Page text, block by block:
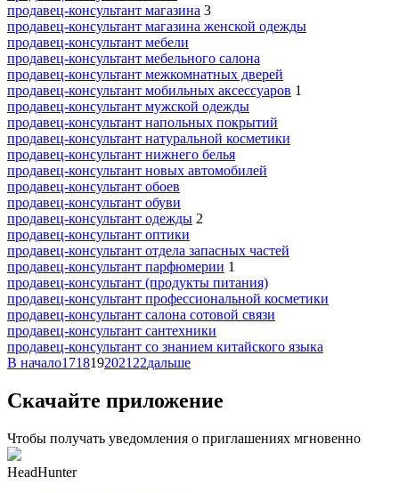
продавец-консультант магазина 3
продавец-консультант магазина женской одежды
продавец-консультант мебели
продавец-консультант мебельного салона
продавец-консультант межкомнатных дверей
продавец-консультант мобильных аксессуаров 1
продавец-консультант мужской одежды
продавец-консультант напольных покрытий
продавец-консультант натуральной косметики
продавец-консультант нижнего белья
продавец-консультант новых автомобилей
продавец-консультант обоев
продавец-консультант обуви
продавец-консультант одежды 2
продавец-консультант оптики
продавец-консультант отдела запасных частей
продавец-консультант парфюмерии 1
продавец-консультант (продукты питания)
продавец-консультант профессиональной косметики
продавец-консультант салона сотовой связи
продавец-консультант сантехники
продавец-консультант со знанием китайского языка
В начало1718192021 22дальше
Скачайте приложение
Чтобы получать уведомления о приглашениях мгновенно
HeadHunter